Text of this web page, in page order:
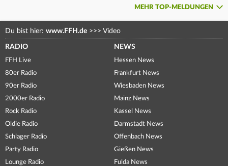
MEHR TOP-MELDUNGEN
Du bist hier: www.FFH.de >>> Video
RADIO
FFH Live
80er Radio
90er Radio
2000er Radio
Rock Radio
Oldie Radio
Schlager Radio
Party Radio
Lounge Radio
NEWS
Hessen News
Frankfurt News
Wiesbaden News
Mainz News
Kassel News
Darmstadt News
Offenbach News
Gießen News
Fulda News